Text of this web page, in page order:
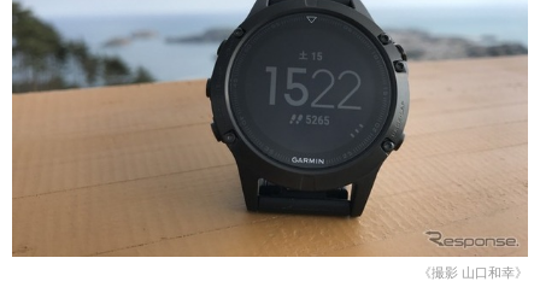
デザイン
写真
動画
ハウツー
《撮影 山口和幸》